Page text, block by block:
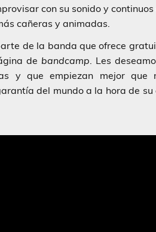
con su sonido y
cañeras y animadas.
de la banda que ofrece
de bandcamp . Les
y que empiezan mejor que
del mundo a la hora de